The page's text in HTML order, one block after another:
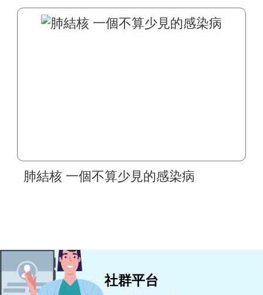
肺結核 一個不算少見的感染病
社群平台